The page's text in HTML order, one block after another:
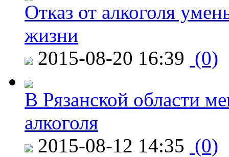
Отказ от алкоголя
жизни
2015-08-20 16:39 (0)
В Рязанской области
алкоголя
2015-08-12 14:35 (0)